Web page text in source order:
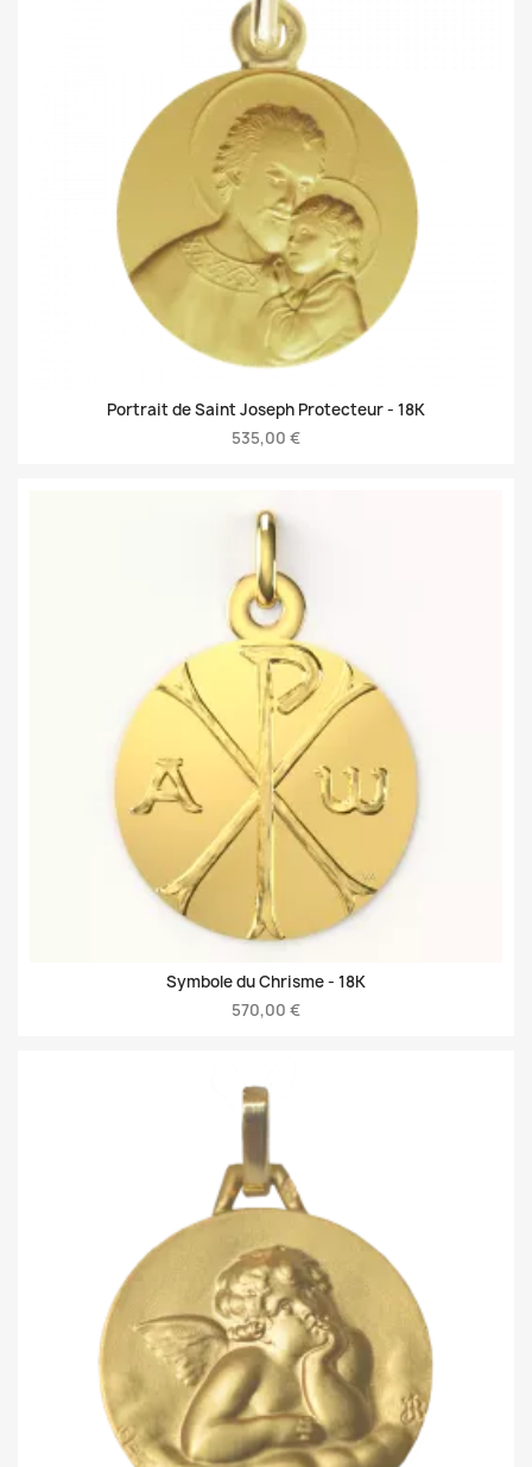
Portrait de Saint Joseph Protecteur - 18K
535,00 €
Symbole du Chrisme - 18K
570,00 €